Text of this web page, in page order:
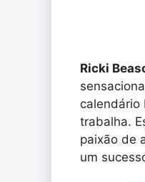
Ricki
calendário
trabalha.
paixão de
um